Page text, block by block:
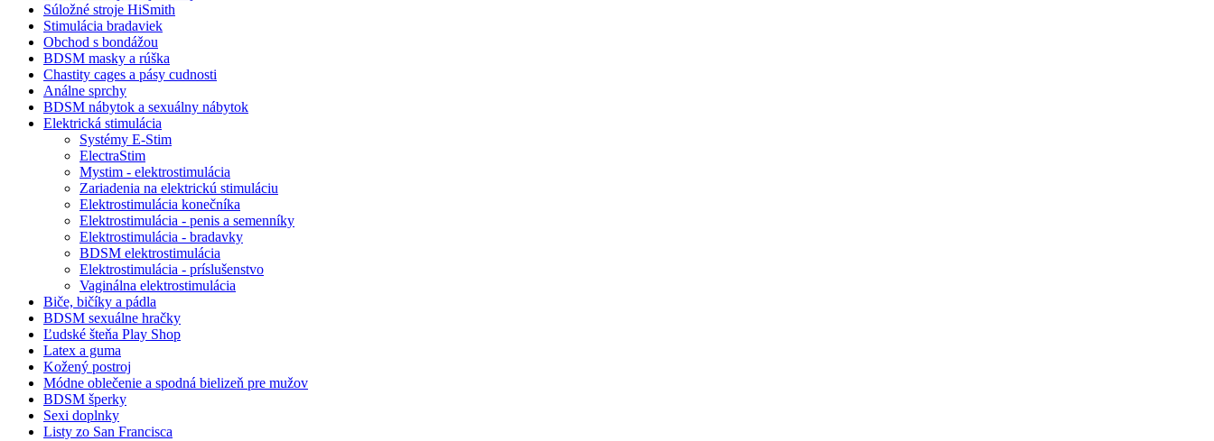
Súložné stroje HiSmith
Stimulácia bradaviek
Obchod s bondážou
BDSM masky a rúška
Chastity cages a pásy cudnosti
Análne sprchy
BDSM nábytok a sexuálny nábytok
Elektrická stimulácia
Systémy E-Stim
ElectraStim
Mystim - elektrostimulácia
Zariadenia na elektrickú stimuláciu
Elektrostimulácia konečníka
Elektrostimulácia - penis a semenníky
Elektrostimulácia - bradavky
BDSM elektrostimulácia
Elektrostimulácia - príslušenstvo
Vaginálna elektrostimulácia
Biče, bičíky a pádla
BDSM sexuálne hračky
Ľudské šteňa Play Shop
Latex a guma
Kožený postroj
Módne oblečenie a spodná bielizeň pre mužov
BDSM šperky
Sexi doplnky
Listy zo San Francisca